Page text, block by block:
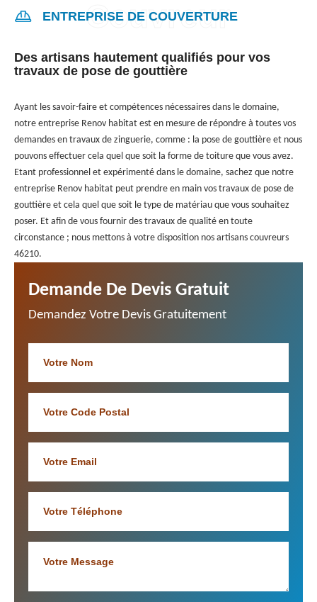
ENTREPRISE DE COUVERTURE
Des artisans hautement qualifiés pour vos
travaux de pose de gouttière
Ayant les savoir-faire et compétences nécessaires dans le domaine,
notre entreprise Renov habitat est en mesure de répondre à toutes vos
demandes en travaux de zinguerie, comme : la pose de gouttière et nous
pouvons effectuer cela quel que soit la forme de toiture que vous avez.
Etant professionnel et expérimenté dans le domaine, sachez que notre
entreprise Renov habitat peut prendre en main vos travaux de pose de
gouttière et cela quel que soit le type de matériau que vous souhaitez
poser. Et afin de vous fournir des travaux de qualité en toute
circonstance ; nous mettons à votre disposition nos artisans couvreurs
46210.
Demande De Devis Gratuit
Demandez Votre Devis Gratuitement